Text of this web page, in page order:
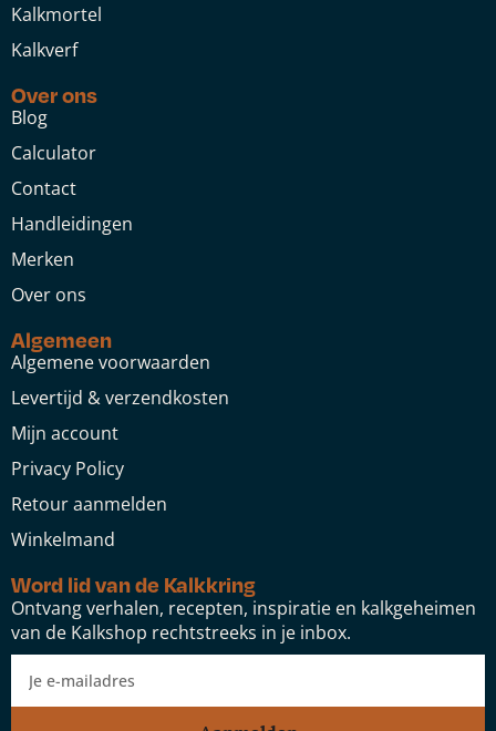
Kalkmortel
Kalkverf
Over ons
Blog
Calculator
Contact
Handleidingen
Merken
Over ons
Algemeen
Algemene voorwaarden
Levertijd & verzendkosten
Mijn account
Privacy Policy
Retour aanmelden
Winkelmand
Word lid van de Kalkkring
Ontvang verhalen, recepten, inspiratie en kalkgeheimen
van de Kalkshop rechtstreeks in je inbox.